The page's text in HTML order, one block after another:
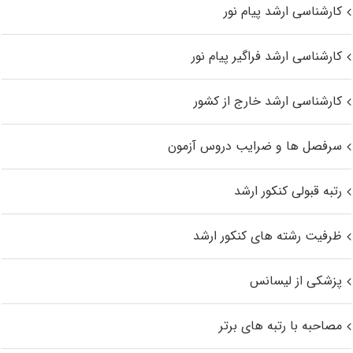
کارشناسی ارشد پیام نور
کارشناسی ارشد فراگیر پیام نور
کارشناسی ارشد خارج از کشور
سرفصل ها و ضرایب دروس آزمون
رتبه قبولی کنکور ارشد
ظرفیت رشته های کنکور ارشد
پزشکی از لیسانس
مصاحبه با رتبه های برتر